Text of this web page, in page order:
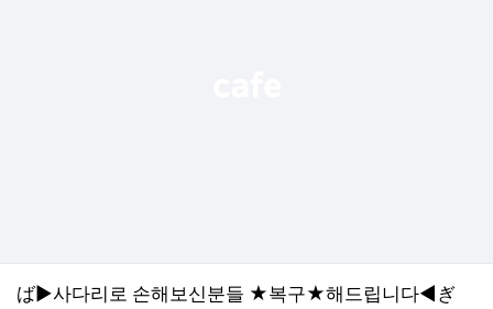
ば▶사다리로 손해보신분들 ★복구★해드립니다◀ぎ